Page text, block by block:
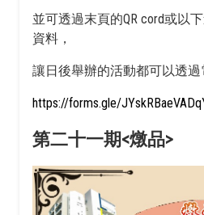
並可透過末頁的QR cord或以
資料，
讓日後舉辦的活動都可以透過
https://forms.gle/
第二十一期<燉品>